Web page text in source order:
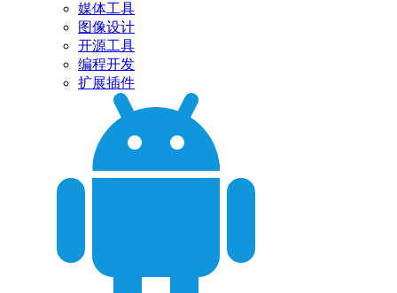
媒体工具
图像设计
开源工具
编程开发
扩展插件